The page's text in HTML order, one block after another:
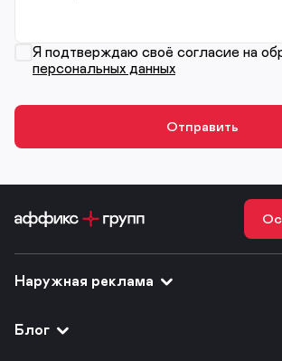
Я подтверждаю своё согласие на
персональных данных
Наружная реклама
Блог